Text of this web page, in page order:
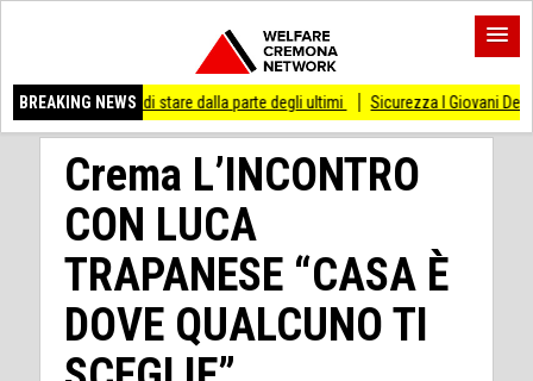
BREAKING NEWS
di stare dalla parte degli ultimi Sicurezza I Giovani Democratici
Crema L’INCONTRO
CON LUCA
TRAPANESE “CASA È
DOVE QUALCUNO TI